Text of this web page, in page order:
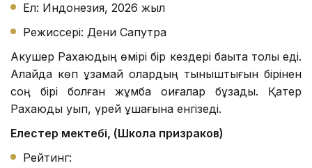
Ел: Индонезия, 2026 жыл
Режиссері: Дени Сапутра
Акушер Рахаюдың өмірі бір кездері бақытқа толы еді.
Алайда көп ұзамай олардың тыныштығын бірінен
соң бірі болған жұмбақ оқиғалар бұзады. Қатер
Рахаюды қуып, үрей құшағына енгізеді.
Елестер мектебі, (Школа призраков)
Рейтинг: